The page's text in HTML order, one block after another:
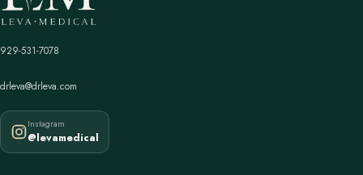
929-531-7078
drleva@drleva.com
Instagram
@levamedical